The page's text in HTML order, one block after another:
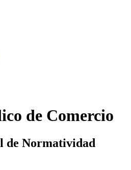
de Comercio
de Normatividad